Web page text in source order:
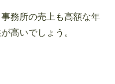
務所の売上も高額な年
高いでしょう。